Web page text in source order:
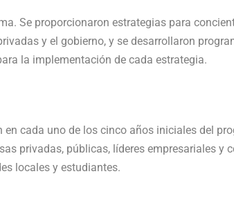
Se proporcionaron estrategias para
y el gobierno, y se desarrollaron
la implementación de cada estrategia.
cada uno de los cinco años iniciales del
privadas, públicas, líderes empresariales y
locales y estudiantes.